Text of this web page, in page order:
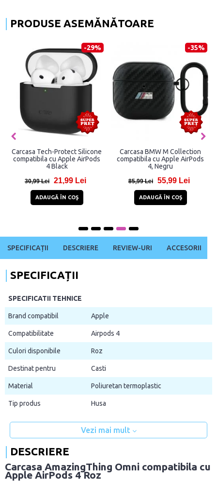
PRODUSE ASEMĂNĂTOARE
-29%
Carcasa Tech-Protect Silicone
compatibila cu Apple AirPods
4 Black
30,99 Lei 21,99 Lei
ADAUGĂ ÎN COŞ
-35%
Carcasa BMW M Collection
compatibila cu Apple AirPods
4, Negru
85,99 Lei 55,99 Lei
ADAUGĂ ÎN COŞ
SPECIFICAȚII DESCRIERE REVIEW-URI ACCESORII
SPECIFICAȚII
SPECIFICATII TEHNICE
Brand compatibil Apple
Compatibilitate Airpods 4
Culori disponibile Roz
Destinat pentru Casti
Material Poliuretan termoplastic
Tip produs Husa
Vezi mai mult
DESCRIERE
Carcasa AmazingThing Omni compatibila cu
Apple AirPods 4 Roz